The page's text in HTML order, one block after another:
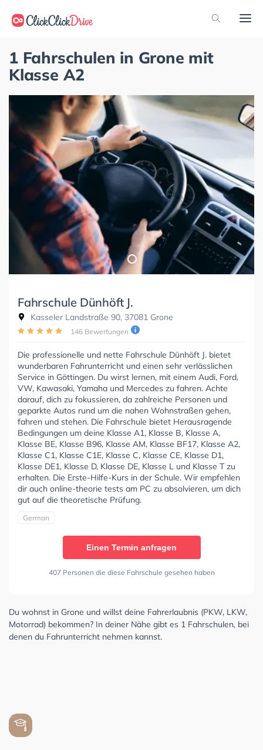
1 Fahrschulen in Grone mit
Klasse A2
Fahrschule Dünhöft J.
Kasseler Landstraße 90, 37081 Grone
146 Bewertungen
Die professionelle und nette Fahrschule Dünhöft J. bietet
wunderbaren Fahrunterricht und einen sehr verlässlichen
Service in Göttingen. Du wirst lernen, mit einem Audi, Ford,
VW, Kawasaki, Yamaha und Mercedes zu fahren. Achte
darauf, dich zu fokussieren, da zahlreiche Personen und
geparkte Autos rund um die nahen Wohnstraßen gehen,
fahren und stehen. Die Fahrschule bietet Herausragende
Bedingungen um deine Klasse A1, Klasse B, Klasse A,
Klasse BE, Klasse B96, Klasse AM, Klasse BF17, Klasse A2,
Klasse C1, Klasse C1E, Klasse C, Klasse CE, Klasse D1,
Klasse DE1, Klasse D, Klasse DE, Klasse L und Klasse T zu
erhalten. Die Erste-Hilfe-Kurs in der Schule. Wir empfehlen
dir auch online-theorie tests am PC zu absolvieren, um dich
gut auf die theoretische Prüfung.
German
Einen Termin anfragen
407 Personen die diese Fahrschule gesehen haben
Du wohnst in Grone und willst deine Fahrerlaubnis (PKW, LKW,
Motorrad) bekommen? In deiner Nähe gibt es 1 Fahrschulen, bei
denen du Fahrunterricht nehmen kannst.